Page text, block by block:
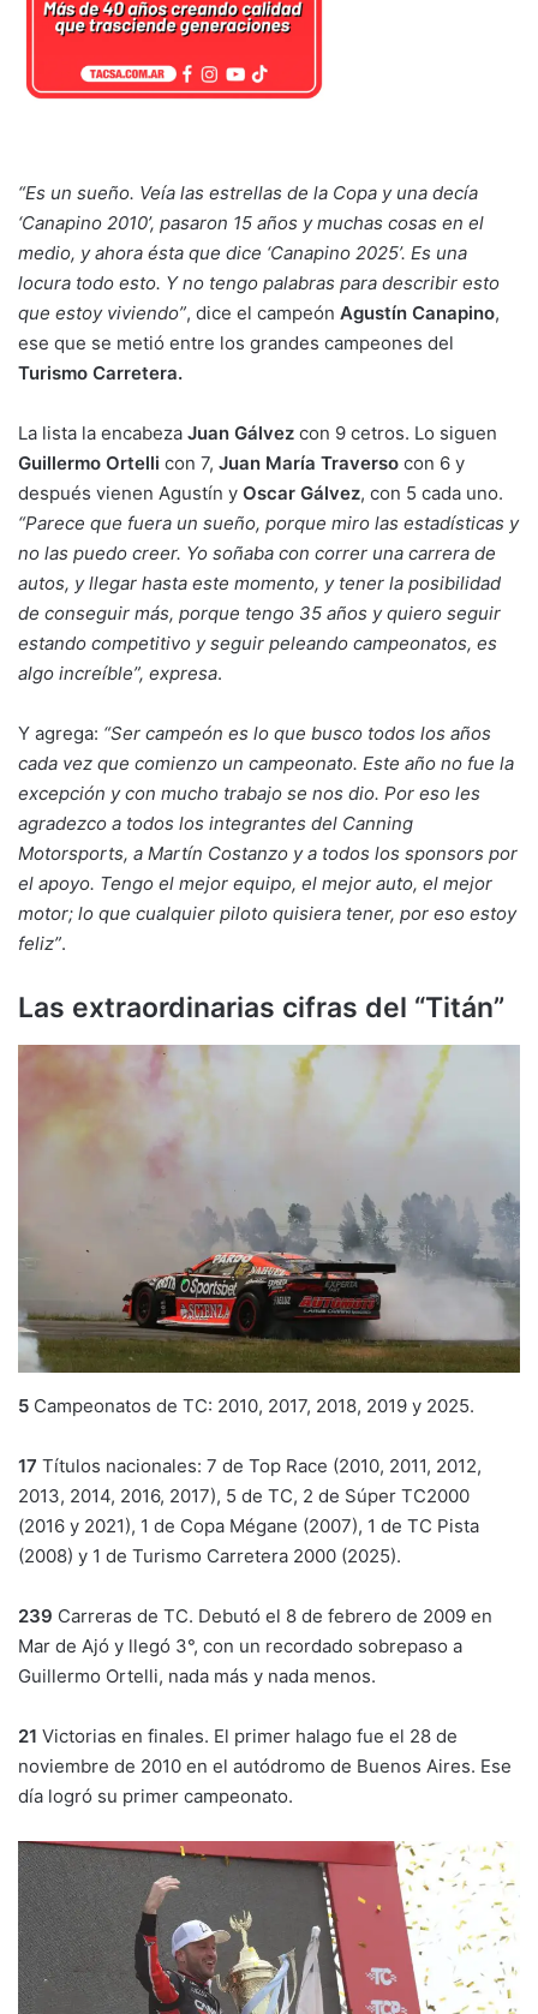
“Es un sueño. Veía las estrellas de la Copa y una decía
‘Canapino 2010’, pasaron 15 años y muchas cosas en el
medio, y ahora ésta que dice ‘Canapino 2025’. Es una
locura todo esto. Y no tengo palabras para describir esto
que estoy viviendo”, dice el campeón Agustín Canapino,
ese que se metió entre los grandes campeones del
Turismo Carretera.
La lista la encabeza Juan Gálvez con 9 cetros. Lo siguen
Guillermo Ortelli con 7, Juan María Traverso con 6 y
después vienen Agustín y Oscar Gálvez, con 5 cada uno.
“Parece que fuera un sueño, porque miro las estadísticas y
no las puedo creer. Yo soñaba con correr una carrera de
autos, y llegar hasta este momento, y tener la posibilidad
de conseguir más, porque tengo 35 años y quiero seguir
estando competitivo y seguir peleando campeonatos, es
algo increíble”, expresa.
Y agrega: “Ser campeón es lo que busco todos los años
cada vez que comienzo un campeonato. Este año no fue la
excepción y con mucho trabajo se nos dio. Por eso les
agradezco a todos los integrantes del Canning
Motorsports, a Martín Costanzo y a todos los sponsors por
el apoyo. Tengo el mejor equipo, el mejor auto, el mejor
motor; lo que cualquier piloto quisiera tener, por eso estoy
feliz”.
Las extraordinarias cifras del “Titán”
5 Campeonatos de TC: 2010, 2017, 2018, 2019 y 2025.
17 Títulos nacionales: 7 de Top Race (2010, 2011, 2012,
2013, 2014, 2016, 2017), 5 de TC, 2 de Súper TC2000
(2016 y 2021), 1 de Copa Mégane (2007), 1 de TC Pista
(2008) y 1 de Turismo Carretera 2000 (2025).
239 Carreras de TC. Debutó el 8 de febrero de 2009 en
Mar de Ajó y llegó 3°, con un recordado sobrepaso a
Guillermo Ortelli, nada más y nada menos.
21 Victorias en finales. El primer halago fue el 28 de
noviembre de 2010 en el autódromo de Buenos Aires. Ese
día logró su primer campeonato.